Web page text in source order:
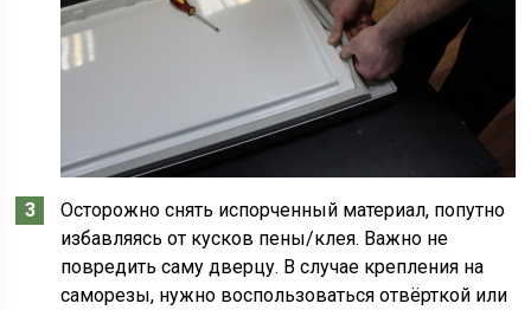
Осторожно снять испорченный материал, попутно
избавляясь от кусков пены/клея. Важно не
повредить саму дверцу. В случае крепления на
саморезы, нужно воспользоваться отвёрткой или